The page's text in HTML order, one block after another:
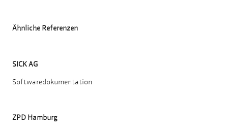
Ähnliche Referenzen
SICK AG
Softwaredokumentation
ZPD Hamburg